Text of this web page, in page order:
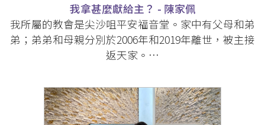
我拿甚麼獻給主？ - 陳家佩
我所屬的教會是尖沙咀平安福音堂。家中有父母和弟
弟；弟弟和母親分別於2006年和2019年離世，被主接
返天家。…